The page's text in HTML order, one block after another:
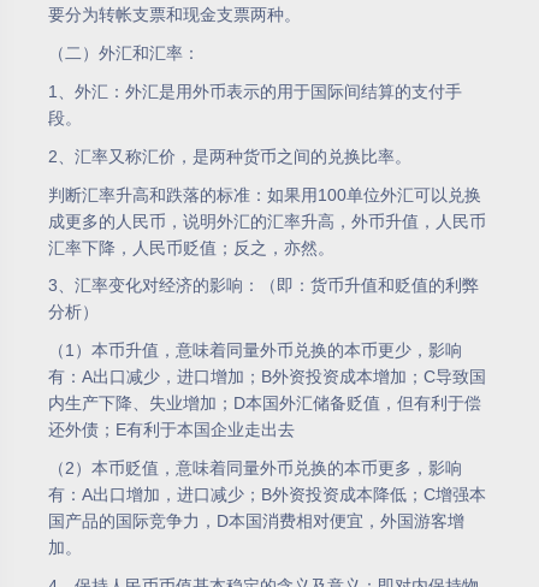
要分为转帐支票和现金支票两种。
（二）外汇和汇率：
1、外汇：外汇是用外币表示的用于国际间结算的支付手
段。
2、汇率又称汇价，是两种货币之间的兑换比率。
判断汇率升高和跌落的标准：如果用100单位外汇可以兑换
成更多的人民币，说明外汇的汇率升高，外币升值，人民币
汇率下降，人民币贬值；反之，亦然。
3、汇率变化对经济的影响：（即：货币升值和贬值的利弊
分析）
（1）本币升值，意味着同量外币兑换的本币更少，影响
有：A出口减少，进口增加；B外资投资成本增加；C导致国
内生产下降、失业增加；D本国外汇储备贬值，但有利于偿
还外债；E有利于本国企业走出去
（2）本币贬值，意味着同量外币兑换的本币更多，影响
有：A出口增加，进口减少；B外资投资成本降低；C增强本
国产品的国际竞争力，D本国消费相对便宜，外国游客增
加。